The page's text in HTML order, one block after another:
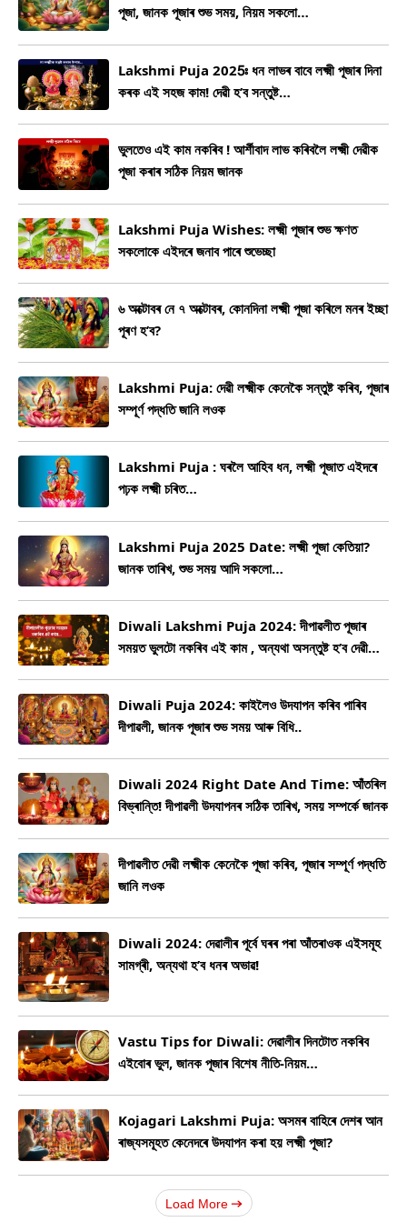
কৰে।
পূজা, জানক পূজাৰ শুভ সময়, নিয়ম সকলো…
Lakshmi Puja 2025ঃ ধন লাভৰ বাবে লক্ষ্মী পূজাৰ দিনা
কৰক এই সহজ কাম! দেৱী হ’ব সন্তুষ্ট…
ভুলতেও এই কাম নকৰিব ! আৰ্শীবাদ লাভ কৰিবলৈ লক্ষ্মী দেৱীক
পূজা কৰাৰ সঠিক নিয়ম জানক
Lakshmi Puja Wishes: লক্ষ্মী পূজাৰ শুভ ক্ষণত
সকলোকে এইদৰে জনাব পাৰে শুভেচ্ছা
৬ অক্টোবৰ নে ৭ অক্টোবৰ, কোনদিনা লক্ষ্মী পূজা কৰিলে মনৰ ইচ্ছা
পূৰণ হ’ব?
Lakshmi Puja: দেৱী লক্ষ্মীক কেনেকৈ সন্তুষ্ট কৰিব, পূজাৰ
সম্পূৰ্ণ পদ্ধতি জানি লওক
Lakshmi Puja : ঘৰলৈ আহিব ধন, লক্ষ্মী পূজাত এইদৰে
পঢ়ক লক্ষ্মী চৰিত…
Lakshmi Puja 2025 Date: লক্ষ্মী পূজা কেতিয়া?
জানক তাৰিখ, শুভ সময় আদি সকলো…
Diwali Lakshmi Puja 2024: দীপাৱলীত পূজাৰ
সময়ত ভুলটো নকৰিব এই কাম , অন্যথা অসন্তুষ্ট হ’ব দেৱী
Diwali Puja 2024: কাইলৈও উদযাপন কৰিব পাৰিব
দীপাৱলী, জানক পূজাৰ শুভ সময় আৰু বিধি..
Diwali 2024 Right Date And Time: আঁতৰিল
বিভ্ৰান্তি! দীপাৱলী উদযাপনৰ সঠিক তাৰিখ, সময় সম্পৰ্কে জানক
দীপাৱলীত দেৱী লক্ষ্মীক কেনেকৈ পূজা কৰিব, পূজাৰ সম্পূৰ্ণ পদ্ধতি
জানি লওক
Diwali 2024: দেৱালীৰ পূৰ্বে ঘৰৰ পৰা আঁতৰাওক এইসমূহ
সামগ্ৰী, অন্যথা হ’ব ধনৰ অভাৱ!
Vastu Tips for Diwali: দেৱালীৰ দিনটোত নকৰিব
এইবোৰ ভুল, জানক পূজাৰ বিশেষ নীতি-নিয়ম…
Kojagari Lakshmi Puja: অসমৰ বাহিৰে দেশৰ আন
ৰাজ্যসমূহত কেনেদৰে উদযাপন কৰা হয় লক্ষ্মী পূজা?
Load More